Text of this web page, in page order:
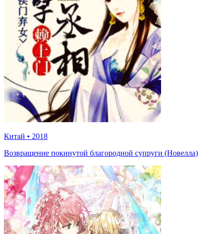
Китай • 2018
Возвращение покинутой благородной супруги (Новелла)